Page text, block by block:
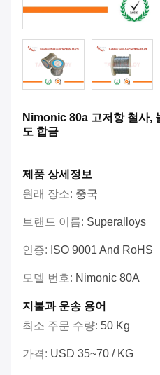
Nimonic 80a 고저항 철사,
도 합금
제품 상세정보
원래 장소: 중국
브랜드 이름: Superalloys
인증: ISO 9001 And RoHS
모델 번호: Nimonic 80A
지불과 운송 용어
최소 주문 수량: 50 Kg
가격: USD 35~70 / KG